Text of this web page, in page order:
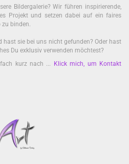
Bildergalerie? Wir führen inspirierende,
Projekt und setzen dabei auf ein faires
zu binden.
hast sie bei uns nicht gefunden? Oder hast
Du exklusiv verwenden möchtest?
kurz nach ...
Klick mich, um Kontakt